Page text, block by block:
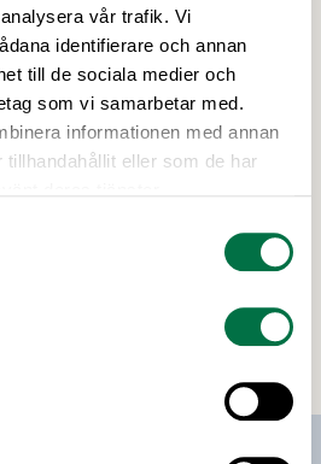
vår trafik. Vi
identifierare och annan
till de sociala medier och
som vi samarbetar med.
informationen med annan
eller som de har
till
Almedalen?
har experter inom allt från
hållbarhet och lagstiftning
gärna upp i seminarier
och företagande. Hör av dig!